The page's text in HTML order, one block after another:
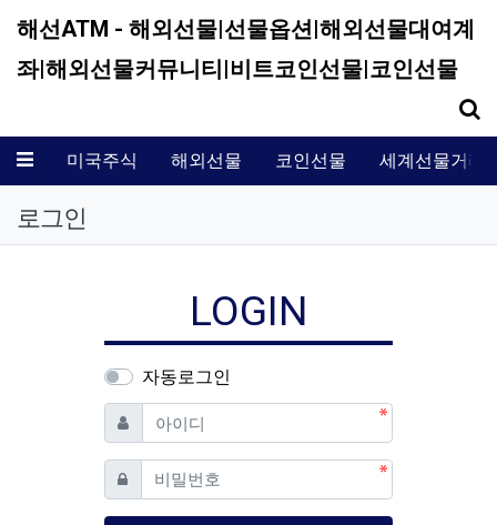
해선ATM - 해외선물|선물옵션|해외선물대여계
좌|해외선물커뮤니티|비트코인선물|코인선물
메뉴 미국주식 해외선물 코인선물 세계선물거래
로그인
LOGIN
자동로그인
아이디 필수
비밀번호필수